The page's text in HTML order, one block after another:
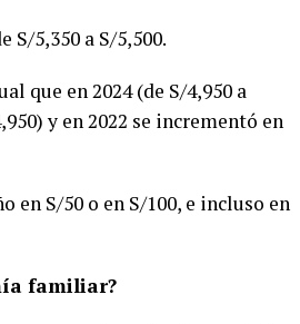
S/5,350 a S/5,500.
que en 2024 (de S/4,950 a
y en 2022 se incrementó en
en S/50 o en S/100, e incluso en
familiar?